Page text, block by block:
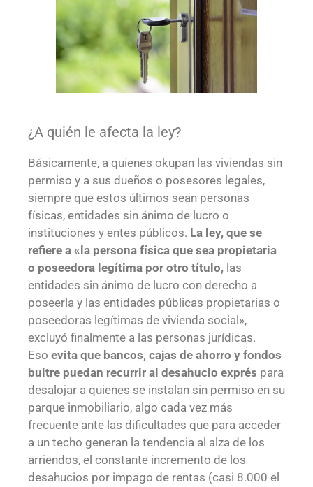
¿A quién le afecta la ley?
Básicamente, a quienes okupan las viviendas sin
permiso y a sus dueños o posesores legales,
siempre que estos últimos sean personas
físicas, entidades sin ánimo de lucro o
instituciones y entes públicos. La ley, que se
refiere a «la persona física que sea propietaria
o poseedora legítima por otro título, las
entidades sin ánimo de lucro con derecho a
poseerla y las entidades públicas propietarias o
poseedoras legítimas de vivienda social»,
excluyó finalmente a las personas jurídicas.
Eso evita que bancos, cajas de ahorro y fondos
buitre puedan recurrir al desahucio exprés para
desalojar a quienes se instalan sin permiso en su
parque inmobiliario, algo cada vez más
frecuente ante las dificultades que para acceder
a un techo generan la tendencia al alza de los
arriendos, el constante incremento de los
desahucios por impago de rentas (casi 8.000 el